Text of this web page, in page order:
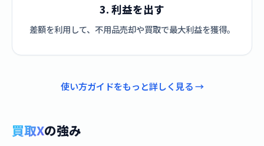
3. 利益を出す
差額を利用して、不用品売却や買取で最大利益を獲得。
使い方ガイドをもっと詳しく見る →
買取Xの強み